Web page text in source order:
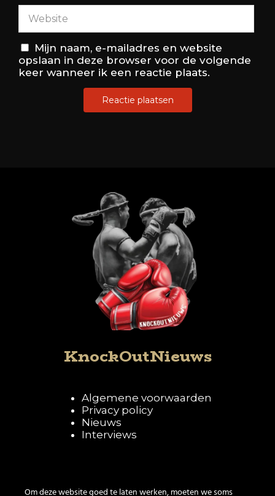
Mijn naam, e-mailadres en website
opslaan in deze browser voor de volgende
keer wanneer ik een reactie plaats.
KnockOutNieuws
Algemene voorwaarden
Privacy policy
Nieuws
Interviews
Om deze website goed te laten werken, moeten we soms